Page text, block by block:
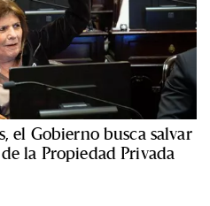
el Gobierno busca salvar
la Propiedad Privada